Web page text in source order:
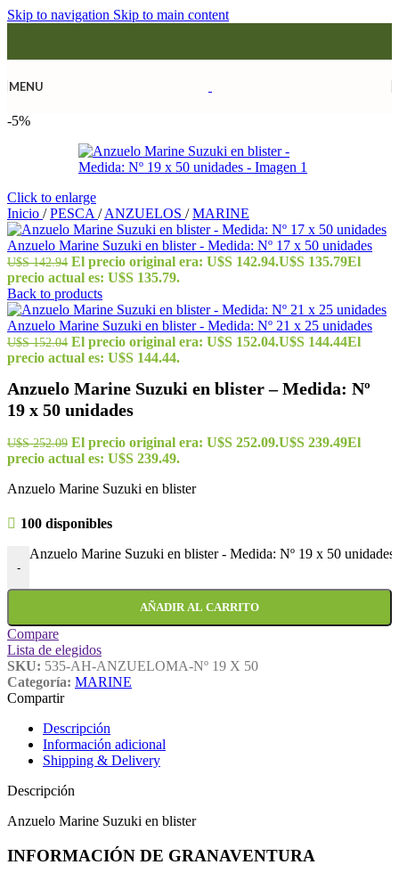
Skip to navigation Skip to main content
MENU
-5%
Click to enlarge
Inicio / PESCA / ANZUELOS / MARINE
Anzuelo Marine Suzuki en blister - Medida: Nº 17 x 50 unidades
U$S142.94 El precio original era: U$S 142.94.U$S 135.79El
precio actual es: U$S 135.79.
Back to products
Anzuelo Marine Suzuki en blister - Medida: Nº 21 x 25 unidades
U$S152.04 El precio original era: U$S 152.04.U$S 144.44El
precio actual es: U$S 144.44.
Anzuelo Marine Suzuki en blister – Medida: Nº
19 x 50 unidades
U$S252.09 El precio original era: U$S 252.09.U$S 239.49El
precio actual es: U$S 239.49.
Anzuelo Marine Suzuki en blister
100 disponibles
-
Anzuelo Marine Suzuki en blister - Medida: Nº 19 x 50 unidades
AÑADIR AL CARRITO
Compare
Lista de elegidos
SKU: 535-AH-ANZUELOMA-Nº 19 X 50
Categoría: MARINE
Compartir
Descripción
Información adicional
Shipping & Delivery
Descripción
Anzuelo Marine Suzuki en blister
INFORMACIÓN DE GRANAVENTURA